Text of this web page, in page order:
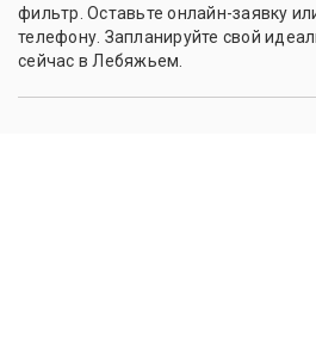
фильтр. Оставьте онлайн-заявку
телефону. Запланируйте свой
сейчас в Лебяжьем.